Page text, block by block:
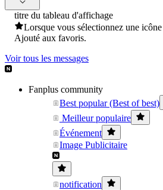
titre du tableau d'affichage
Lorsque vous sélectionnez une icône
Ajouté aux favoris.
Voir tous les messages
Fanplus community
Best popular (Best of best)
Meilleur populaire
Événement
Image Publicitaire
notification